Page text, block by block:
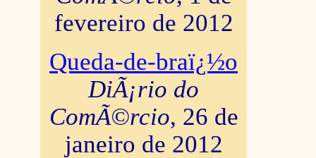
fevereiro de 2012
Queda-de-braï¿½o
DiÃ¡rio do
ComÃ©rcio, 26 de
janeiro de 2012